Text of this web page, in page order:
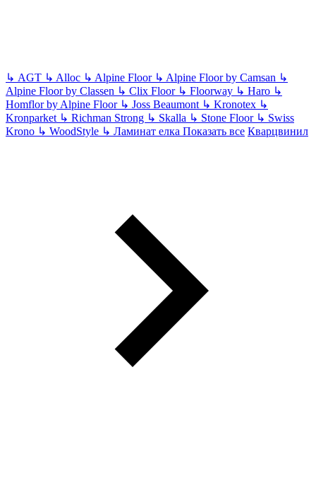
↳ AGT ↳ Alloc ↳ Alpine Floor ↳ Alpine Floor by Camsan ↳
Alpine Floor by Classen ↳ Clix Floor ↳ Floorway ↳ Haro ↳
Homflor by Alpine Floor ↳ Joss Beaumont ↳ Kronotex ↳
Kronparket ↳ Richman Strong ↳ Skalla ↳ Stone Floor ↳ Swiss
Krono ↳ WoodStyle ↳ Ламинат елка Показать все Кварцвинил